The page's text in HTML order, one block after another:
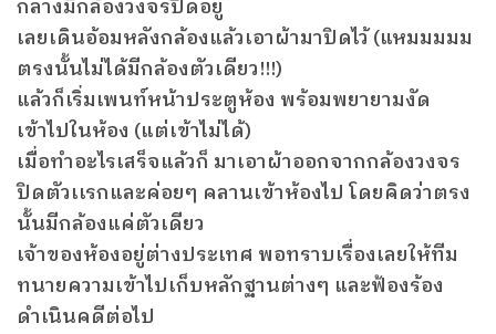
กลางมีกล้องวงจรปิดอยู่
เลยเดินอ้อมหลังกล้องแล้วเอาผ้ามาปิดไว้ (แหมมมมม
ตรงนั้นไม่ได้มีกล้องตัวเดียว!!!)
แล้วก็เริ่มเพนท์หน้าประตูห้อง พร้อมพยายามงัด
เข้าไปในห้อง (แต่เข้าไม่ได้)
เมื่อทำอะไรเสร็จแล้วก็ มาเอาผ้าออกจากกล้องวงจร
ปิดตัวเเรกและค่อยๆ คลานเข้าห้องไป โดยคิดว่าตรง
นั้นมีกล้องแค่ตัวเดียว
เจ้าของห้องอยู่ต่างประเทศ พอทราบเรื่องเลยให้ทีม
ทนายความเข้าไปเก็บหลักฐานต่างๆ และฟ้องร้อง
ดำเนินคดีต่อไป